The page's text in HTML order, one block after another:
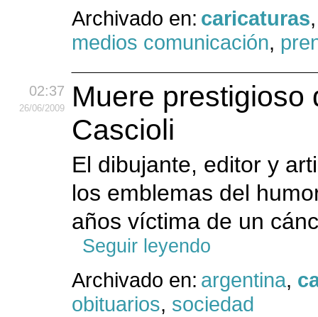
Archivado en: caricaturas
medios comunicación,
02:37
26/06/2009
Muere prestigioso
Cascioli
El dibujante, editor y
los emblemas del
años víctima de un
Seguir leyendo
Archivado en: argentina,
obituarios, sociedad